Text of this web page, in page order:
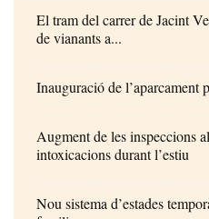
El tram del carrer de Jacint
de vianants a...
Inauguració de l’aparcament
Augment de les inspeccions
intoxicacions durant l’estiu
Nou sistema d’estades